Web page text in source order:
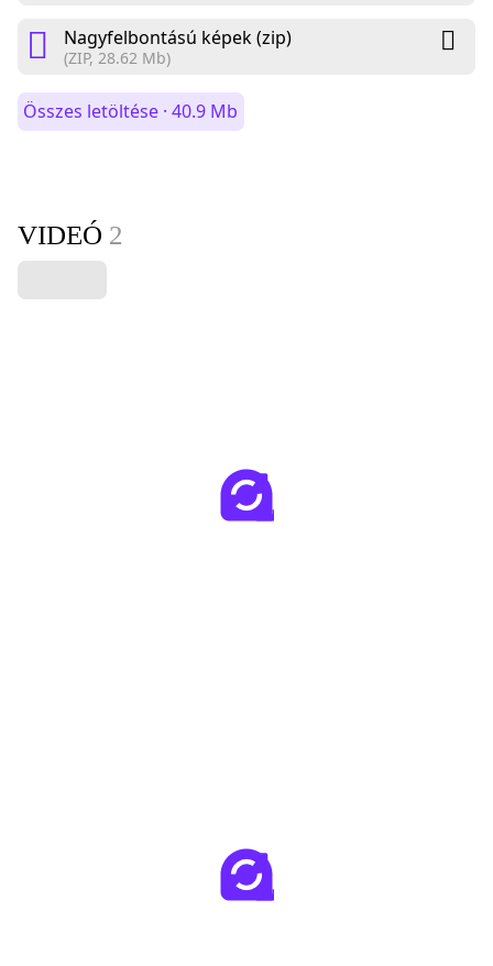
Nagyfelbontású képek (zip)
(ZIP, 28.62 Mb)
Összes letöltése · 40.9 Mb
VIDEÓ 2